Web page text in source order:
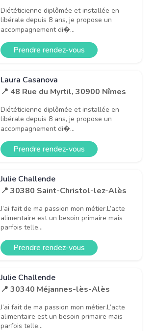
Diététicienne diplômée et installée en
libérale depuis 8 ans, je propose un
accompagnement di�...
Prendre rendez-vous
Laura Casanova
📍 48 Rue du Myrtil, 30900 Nîmes
Diététicienne diplômée et installée en
libérale depuis 8 ans, je propose un
accompagnement di�...
Prendre rendez-vous
Julie Challende
📍 30380 Saint-Christol-lez-Alès
J’ai fait de ma passion mon métier.L’acte
alimentaire est un besoin primaire mais
parfois telle...
Prendre rendez-vous
Julie Challende
📍 30340 Méjannes-lès-Alès
J’ai fait de ma passion mon métier.L’acte
alimentaire est un besoin primaire mais
parfois telle...